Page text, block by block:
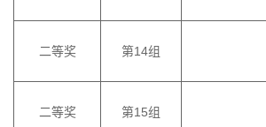
二等奖 第14组
二等奖 第15组